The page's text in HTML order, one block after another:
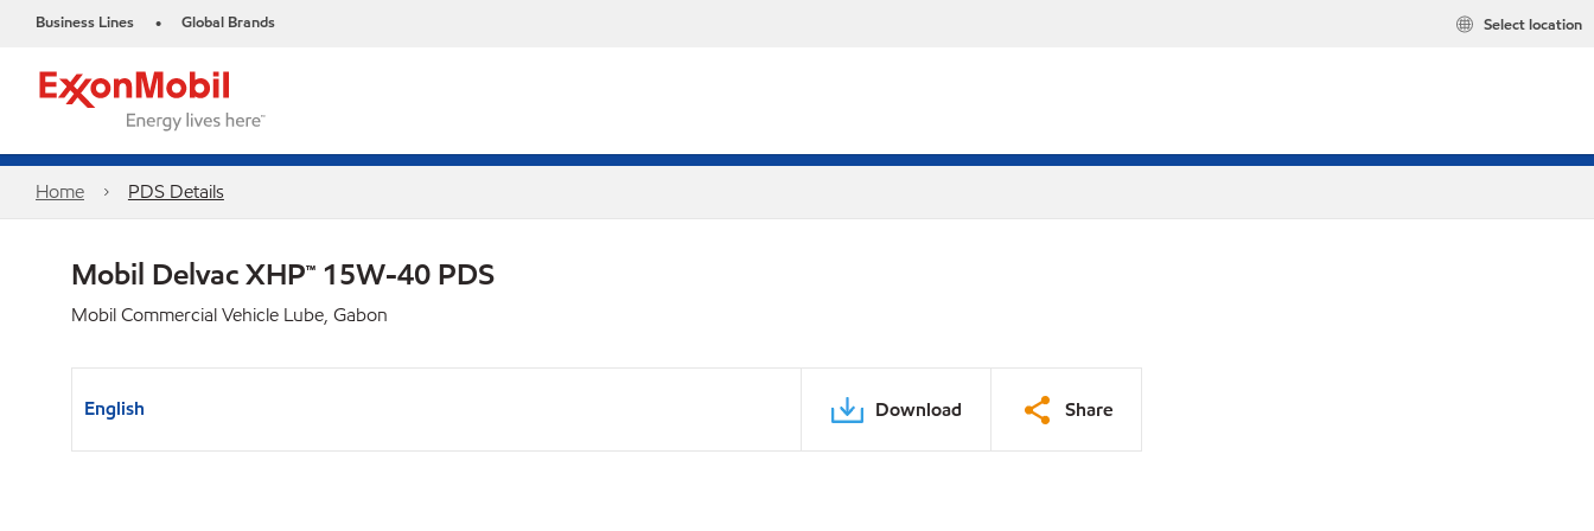
Business Lines • Global Brands Select location
Home PDS Details
Mobil Delvac XHP™ 15W-40 PDS
Mobil Commercial Vehicle Lube, Gabon
English Download Share